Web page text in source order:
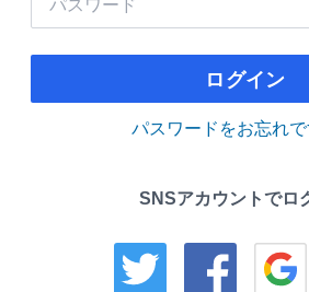
ログイン
パスワードをお忘れで
SNSアカウントでロ